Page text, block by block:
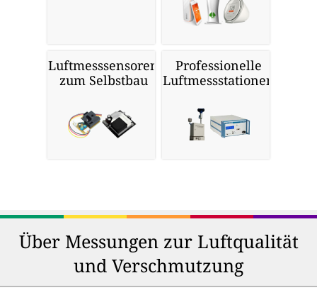
Luftmesssensoren
zum Selbstbau
Professionelle
Luftmessstationen
Über Messungen zur Luftqualität
und Verschmutzung